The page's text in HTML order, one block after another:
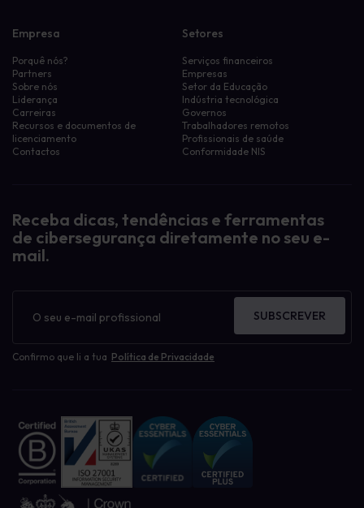
Empresa
Porquê nós?
Partners
Sobre nós
Liderança
Carreiras
Recursos e documentos de
licenciamento
Contactos
Setores
Serviços financeiros
Empresas
Setor da Educação
Indústria tecnológica
Governos
Trabalhadores remotos
Profissionais de saúde
Conformidade NIS
Receba dicas, tendências e ferramentas
de cibersegurança diretamente no seu e-
mail.
informativo
Confirmo que li a tua Política de Privacidade
SUBSCREVER